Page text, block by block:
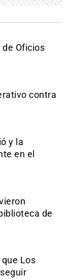
Oficios
contra
y la
en el
de
Los